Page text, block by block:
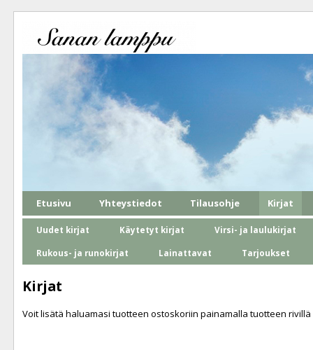
Etusivu Yhteystiedot Tilausohje Kirjat
Uudet kirjat Käytetyt kirjat Virsi- ja laulukirjat
Rukous- ja runokirjat Lainattavat Tarjoukset
Kirjat
Voit lisätä haluamasi tuotteen ostoskoriin painamalla tuotteen